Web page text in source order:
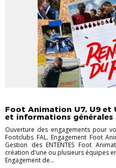
Foot Animation U7, U9 et
et informations générales
Ouverture des engagements pour
Footclubs FAL. Engagement Foot
Gestion des ENTENTES Foot
création d'une ou plusieurs équipes
Engagement de...